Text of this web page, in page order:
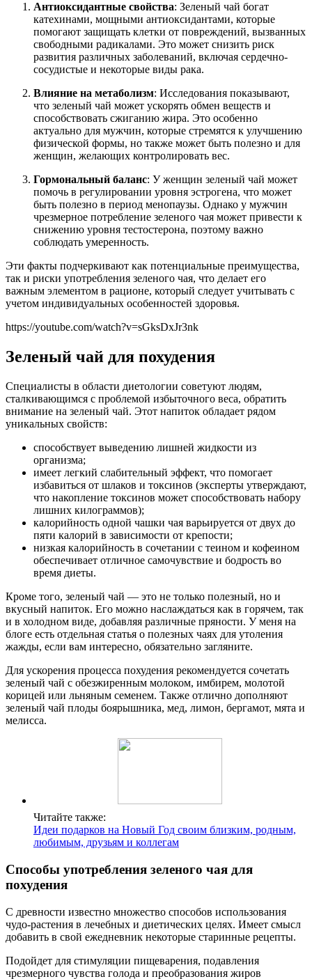
Антиоксидантные свойства: Зеленый чай богат
катехинами, мощными антиоксидантами, которые
помогают защищать клетки от повреждений, вызванных
свободными радикалами. Это может снизить риск
развития различных заболеваний, включая сердечно-
сосудистые и некоторые виды рака.
Влияние на метаболизм: Исследования показывают,
что зеленый чай может ускорять обмен веществ и
способствовать сжиганию жира. Это особенно
актуально для мужчин, которые стремятся к улучшению
физической формы, но также может быть полезно и для
женщин, желающих контролировать вес.
Гормональный баланс: У женщин зеленый чай может
помочь в регулировании уровня эстрогена, что может
быть полезно в период менопаузы. Однако у мужчин
чрезмерное потребление зеленого чая может привести к
снижению уровня тестостерона, поэтому важно
соблюдать умеренность.
Эти факты подчеркивают как потенциальные преимущества,
так и риски употребления зеленого чая, что делает его
важным элементом в рационе, который следует учитывать с
учетом индивидуальных особенностей здоровья.
https://youtube.com/watch?v=sGksDxJr3nk
Зеленый чай для похудения
Специалисты в области диетологии советуют людям,
сталкивающимся с проблемой избыточного веса, обратить
внимание на зеленый чай. Этот напиток обладает рядом
уникальных свойств:
способствует выведению лишней жидкости из
организма;
имеет легкий слабительный эффект, что помогает
избавиться от шлаков и токсинов (эксперты утверждают,
что накопление токсинов может способствовать набору
лишних килограммов);
калорийность одной чашки чая варьируется от двух до
пяти калорий в зависимости от крепости;
низкая калорийность в сочетании с теином и кофеином
обеспечивает отличное самочувствие и бодрость во
время диеты.
Кроме того, зеленый чай — это не только полезный, но и
вкусный напиток. Его можно наслаждаться как в горячем, так
и в холодном виде, добавляя различные пряности. У меня на
блоге есть отдельная статья о полезных чаях для утоления
жажды, если вам интересно, обязательно загляните.
Для ускорения процесса похудения рекомендуется сочетать
зеленый чай с обезжиренным молоком, имбирем, молотой
корицей или льняным семенем. Также отлично дополняют
зеленый чай плоды боярышника, мед, лимон, бергамот, мята и
мелисса.
Читайте также:
Идеи подарков на Новый Год своим близким, родным,
любимым, друзьям и коллегам
Способы употребления зеленого чая для
похудения
С древности известно множество способов использования
чудо-растения в лечебных и диетических целях. Имеет смысл
добавить в свой ежедневник некоторые старинные рецепты.
Подойдет для стимуляции пищеварения, подавления
чрезмерного чувства голода и преобразования жиров